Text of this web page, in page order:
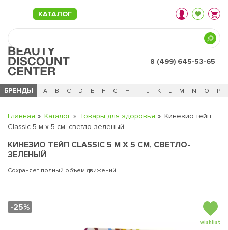
КАТАЛОГ
8 (499) 645-53-65
БРЕНДЫ
Ч 0 - 9 A B C D E F G H I J K L M N O P
Главная Каталог Товары для здоровья
Кинезио тейп
Classic 5 м х 5 см, светло-зеленый
КИНЕЗИО ТЕЙП CLASSIC 5 М Х 5 СМ, СВЕТЛО-
ЗЕЛЕНЫЙ
Сохраняет полный объем движений
-25%
wishlist